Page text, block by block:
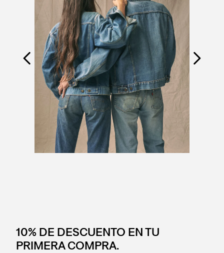
10% DE DESCUENTO EN TU
PRIMERA COMPRA.